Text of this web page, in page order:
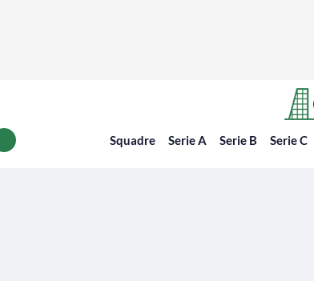
Squadre Serie A Serie B Serie C